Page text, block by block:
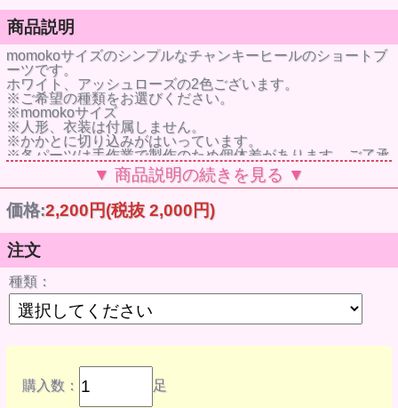
商品説明
momokoサイズのシンプルなチャンキーヒールのショートブ
ーツです。
ホワイト、アッシュローズの2色ございます。
※ご希望の種類をお選びください。
※momokoサイズ
※人形、衣装は付属しません。
※かかとに切り込みがはいっています。
※各パーツは手作業で製作のため個体差があります。ご了承
※塗装は強い摩擦でとれる場合があります。お取り扱いにご
注意下さい。
※人形や衣装に色移りする場合があります。ご注意下さい。
ります。
※商品到着後、すぐに中身をご確認下さい。
※対象年齢15歳以上
商品詳細
発売時期 2024年8月発売予定
ホワイト
品番 2624012
品番 2624018
JAN 4571239255562
商品名 ショートブーツ
▼ 商品説明の続きを見る ▼
価格:2,200円(税抜 2,000円)
注文
種類：
購入数： 足